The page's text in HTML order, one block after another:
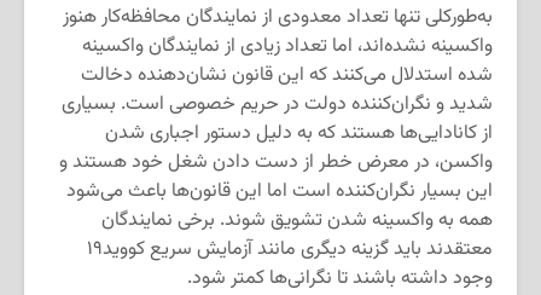
به‌طورکلی تنها تعداد معدودی از نمایندگان محافظه‌کار هنوز
واکسینه نشده‌اند، اما تعداد زیادی از نمایندگان واکسینه
شده استدلال می‌کنند که این قانون نشان‌دهنده دخالت
شدید و نگران‌کننده دولت در حریم خصوصی است. بسیاری
از کانادایی‌ها هستند که به دلیل دستور اجباری شدن
واکسن، در معرض خطر از دست دادن شغل خود هستند و
این بسیار نگران‌کننده است اما این قانون‌ها باعث می‌شود
همه به واکسینه شدن تشویق شوند. برخی نمایندگان
معتقدند باید گزینه دیگری مانند آزمایش سریع کووید۱۹
وجود داشته باشند تا نگرانی‌ها کمتر شود.